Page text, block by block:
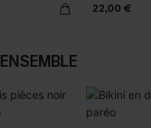
22,00 €